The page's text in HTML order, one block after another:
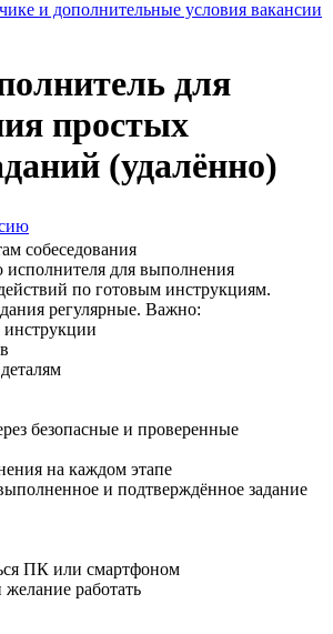
и дополнительные условия вакансии
для
простых
(удалённо)
собеседования
исполнителя для выполнения
по готовым инструкциям.
регулярные. Важно:
инструкции
безопасные и проверенные
на каждом этапе
и подтверждённое задание
ПК или смартфоном
работать